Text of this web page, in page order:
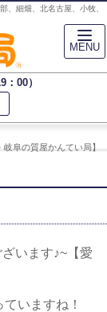
、細畑、北名古屋、小牧、
00）
岐阜の質屋かんてい局】
います♪~【愛
いますね！
MENU